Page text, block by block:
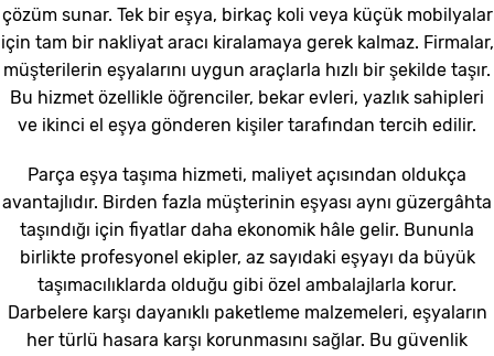
çözüm sunar. Tek bir eşya, birkaç koli veya küçük mobilyalar
için tam bir nakliyat aracı kiralamaya gerek kalmaz. Firmalar,
müşterilerin eşyalarını uygun araçlarla hızlı bir şekilde taşır.
Bu hizmet özellikle öğrenciler, bekar evleri, yazlık sahipleri
ve ikinci el eşya gönderen kişiler tarafından tercih edilir.
Parça eşya taşıma hizmeti, maliyet açısından oldukça
avantajlıdır. Birden fazla müşterinin eşyası aynı güzergâhta
taşındığı için fiyatlar daha ekonomik hâle gelir. Bununla
birlikte profesyonel ekipler, az sayıdaki eşyayı da büyük
taşımacılıklarda olduğu gibi özel ambalajlarla korur.
Darbelere karşı dayanıklı paketleme malzemeleri, eşyaların
her türlü hasara karşı korunmasını sağlar. Bu güvenlik